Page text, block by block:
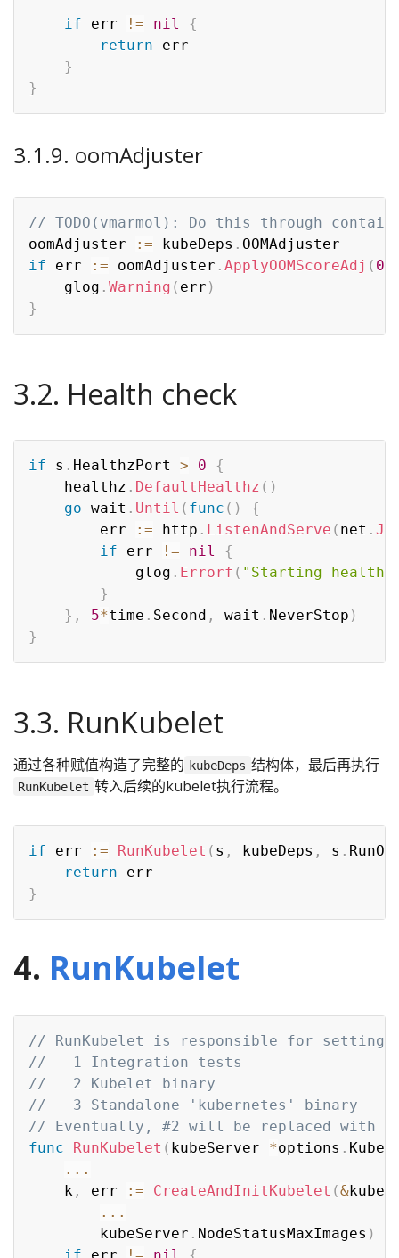
if err != nil
{
return err
}
}
3.1.9. oomAdjuster
// TODO(vmarmol): Do this through
oomAdjuster
:= kubeDeps .
if err := oomAdjuster . ApplyOOMScoreAdj ( 0
	glog
. Warning ( err )
}
3.2. Health check
if s . HealthzPort > 0
{
	healthz
. DefaultHealthz ( )
go wait . Until ( func ( )
{
		err
:= http . ListenAndServe ( net .
if err != nil
{
			glog
. Errorf ( "Starting health
}
} , 5*time . Second , wait . NeverStop )
}
3.3. RunKubelet
通过各种赋值构造了完整的 kubeDeps 结构体，最后再执行
RunKubelet 转入后续的kubelet执行流程。
if err := RunKubelet ( s , kubeDeps , s .
return
}
4. RunKubelet
// RunKubelet is responsible for
//   1 Integration tests
//   2 Kubelet binary
//   3 Standalone 'kubernetes' binary
// Eventually, #2 will be replaced with
func
RunKubelet ( kubeServer *options .
...
	k
, err := CreateAndInitKubelet (&
...
		kubeServer
. NodeStatusMaxImages )
if err != nil {